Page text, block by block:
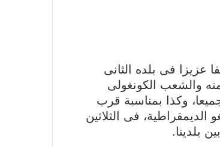
عزيزا فى بلده الثانى
والشعب الكونغولى
على قلوبنا جميعا، وكذا بمناسبة قرب
فى الثلاثين
بلدينا.